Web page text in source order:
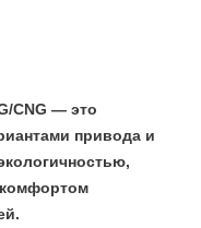
CNG — это
привода и